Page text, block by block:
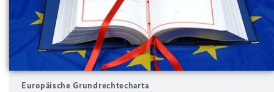
Europäische Grundrechtecharta